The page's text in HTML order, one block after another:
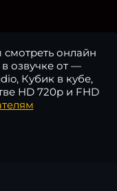
онлайн
озвучке от —
Кубик в кубе,
HD 720p и FHD